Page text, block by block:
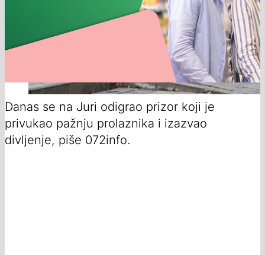
Danas se na Juri odigrao prizor koji je
privukao pažnju prolaznika i izazvao
divljenje, piše 072info.